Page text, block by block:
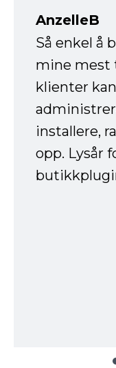
AnzelleB
Så enkel å
mine mest
klienter kan
installere,
opp. Lysår